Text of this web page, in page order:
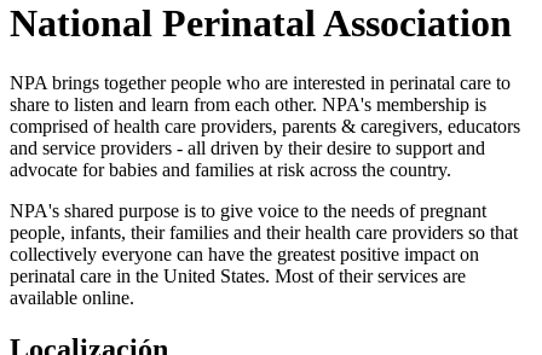
National Perinatal Association
NPA brings together people who are interested in perinatal care to
share to listen and learn from each other. NPA's membership is
comprised of health care providers, parents & caregivers, educators
and service providers - all driven by their desire to support and
advocate for babies and families at risk across the country.
NPA's shared purpose is to give voice to the needs of pregnant
people, infants, their families and their health care providers so that
collectively everyone can have the greatest positive impact on
perinatal care in the United States. Most of their services are
available online.
Localización